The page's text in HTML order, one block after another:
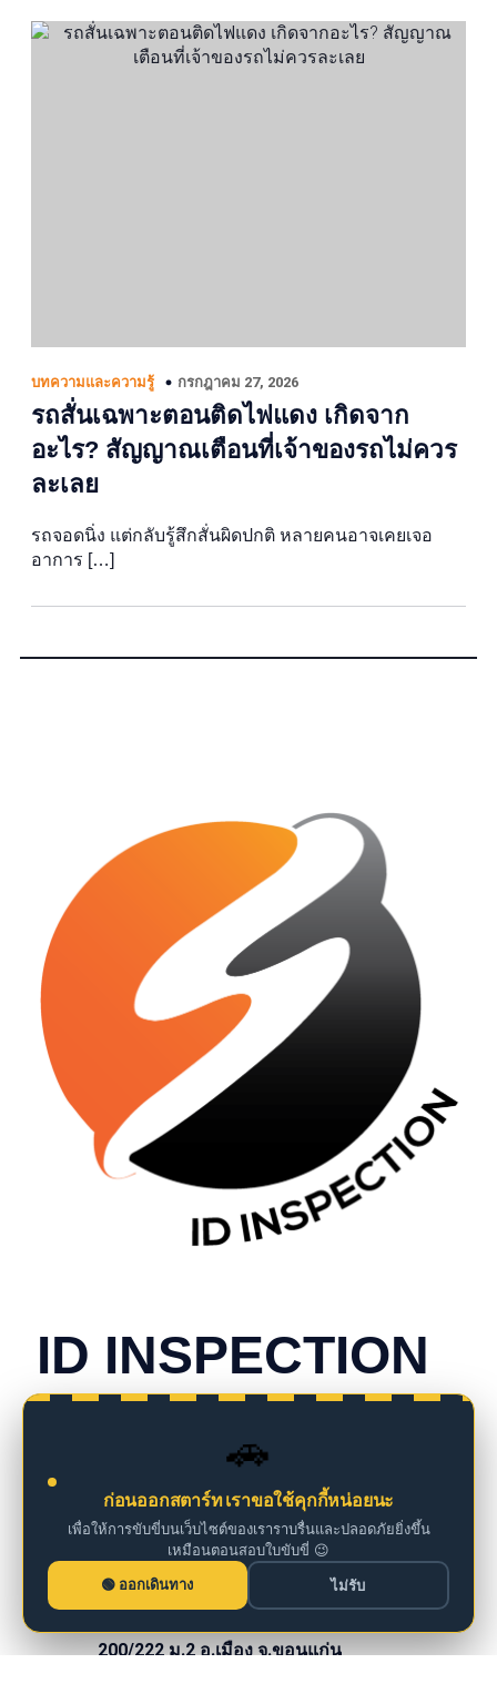
🚗
ก่อนออกสตาร์ท เราขอใช้คุกกี้หน่อยนะ
เพื่อให้การขับขี่บนเว็บไซต์ของเราราบรื่นและปลอดภัยยิ่งขึ้น
เหมือนตอนสอบใบขับขี่ 😉
ออกเดินทาง
ไม่รับ
บทความและความรู้ กรกฎาคม 27, 2026
รถสั่นเฉพาะตอนติดไฟแดง เกิดจาก
อะไร? สัญญาณเตือนที่เจ้าของรถไม่ควร
ละเลย
รถจอดนิ่ง แต่กลับรู้สึกสั่นผิดปกติ หลายคนอาจเคยเจอ
อาการ […]
ID INSPECTION
iddm@iddrives.co.th
200/222 ม.2 อ.เมือง จ.ขอนแก่น